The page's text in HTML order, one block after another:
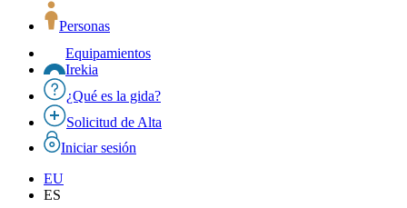
Personas
Equipamientos
Irekia
¿Qué es la gida?
Solicitud de Alta
Iniciar sesión
EU
ES